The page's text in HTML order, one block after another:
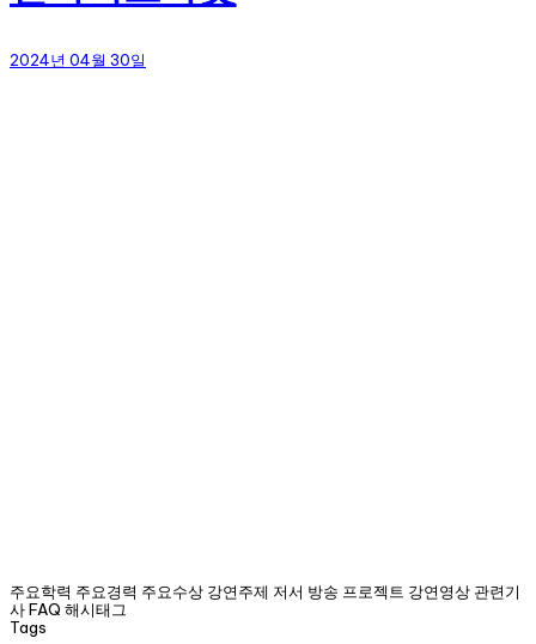
2024년 04월 30일
주요학력 주요경력 주요수상 강연주제 저서 방송 프로젝트 강연영상 관련기
사 FAQ 해시태그
Tags